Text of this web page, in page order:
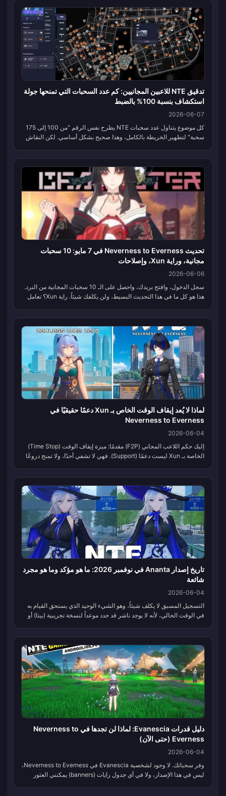
تدقيق NTE للاعبين المجانيين: كم عدد السحبات التي تمنحها جولة
استكشاف بنسبة 100% بالضبط
2026-06-07
كل موضوع يتناول عدد سحبات NTE يطرح نفس الرقم "من 100 إلى 175
سحبة" لتطهير الخريطة بالكامل، وهذا صحيح بشكل أساسي. لكن النقاش
تحديث Neverness to Everness في 7 مايو: 10 سحبات
مجانية، وراية Xun، وإصلاحات
2026-06-06
سجل الدخول، وافتح بريدك، واحصل على الـ 10 سحبات المجانية من النرد.
هذا هو كل ما في هذا التحديث البسيط، ولن يكلفك شيئاً. راية Xun؟ تعامل
لماذا لا يُعد إيقاف الوقت الخاص بـ Xun دعمًا حقيقيًا في
Neverness to Everness
2026-06-04
إليك حكم اللاعب المجاني (F2P) مقدمًا: ميزة إيقاف الوقت (Time Stop)
الخاصة بـ Xun ليست دعمًا (Support). فهي لا تشفي أحدًا، ولا تمنح دروعًا
تاريخ إصدار Ananta في نوفمبر 2026: ما هو مؤكد وما هو مجرد
شائعة
2026-06-04
التسجيل المسبق لا يكلف شيئاً، وهو الشيء الوحيد الذي يستحق القيام به
في الوقت الحالي، لأنه لا يوجد ناشر قد حدد موعداً لنسخة تجريبية (بيتا) أو
دليل قدرات Evanescia: لماذا لن تجدها في Neverness to
Everness (حتى الآن)
2026-06-04
وفر سحباتك. لا وجود لشخصية Evanescia في Neverness to Everness،
ليس في هذا الإصدار، ولا في أي جدول رايات (banners) يمكنني العثور